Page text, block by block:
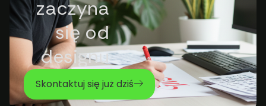
zaczyna
się od
designu
Skontaktuj się już dziś